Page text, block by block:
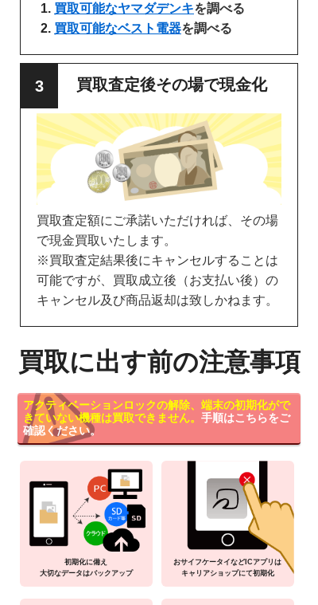
買取可能なヤマダデンキを調べる
買取可能なベスト電器を調べる
買取査定後その場で現金化
買取査定額にご承諾いただければ、その場
で現金買取いたします。
※買取査定結果後にキャンセルすることは
可能ですが、買取成立後（お支払い後）の
キャンセル及び商品返却は致しかねます。
買取に出す前の注意事項
アクティベーションロックの解除、端末の初期化がで
きていない機種は買取できません。 手順はこちらをご
確認ください。
初期化に備え
大切なデータはバックアップ
おサイフケータイなどICアプリは
キャリアショップにて初期化